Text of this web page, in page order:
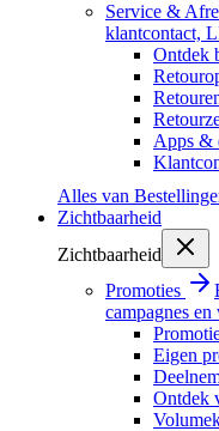
Service &
klantcontact,
Ontdek
Apps &
Alles van
Zichtbaarheid
Zichtbaarheid
Promoties
campagnes
Eigen
Ontdek